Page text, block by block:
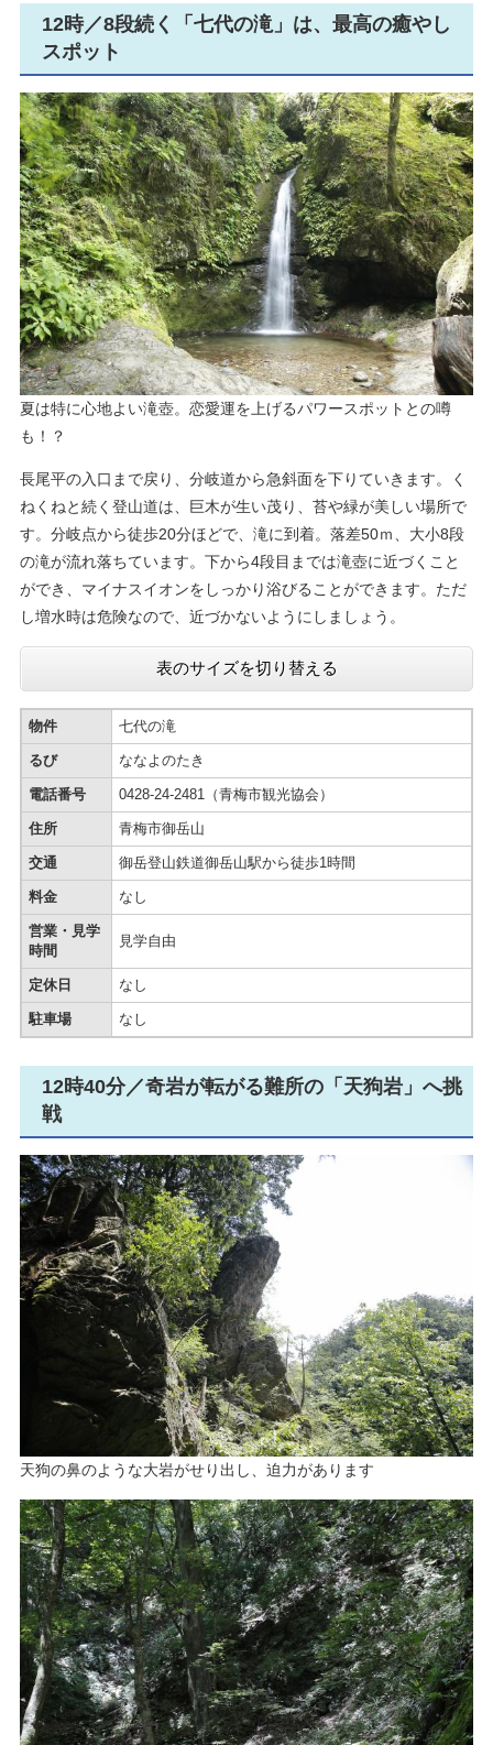
12時／8段続く「七代の滝」は、最高の癒やし
スポット
​夏は特に心地よい滝壺。恋愛運を上げるパワースポットとの噂
も！？
長尾平の入口まで戻り、分岐道から急斜面を下りていきます。く
ねくねと続く登山道は、巨木が生い茂り、苔や緑が美しい場所で
す。分岐点から徒歩20分ほどで、滝に到着。落差50ｍ、大小8段
の滝が流れ落ちています。下から4段目までは滝壺に近づくこと
ができ、マイナスイオンをしっかり浴びることができます。ただ
し増水時は危険なので、近づかないようにしましょう。
表のサイズを切り替える
物件 七代の滝
るび ななよのたき
電話番号 0428-24-2481（青梅市観光協会）
住所 青梅市御岳山
交通 御岳登山鉄道御岳山駅から徒歩1時間
料金 なし
営業・見学
時間
見学自由
定休日 なし
駐車場 なし
12時40分／奇岩が転がる難所の「天狗岩」へ挑
戦
​天狗の鼻のような大岩がせり出し、迫力があります